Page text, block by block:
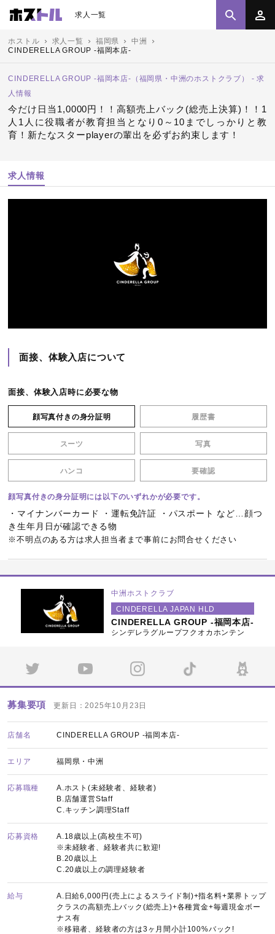
求人一覧
ホストル 求人一覧 福岡県
中洲
CINDERELLA GROUP -福岡本店-
CINDERELLA GROUP -福岡本店-（福岡県・中洲のホストクラブ） - 求
人情報
今だけ日当1,0000円！！高額売上バック(総売上決算)！！1
人1人に役職者が教育担当となり0～10までしっかりと教
育！新たなスターplayerの輩出を必ずお約束します！
求人情報
面接、体験入店について
面接、体験入店時に必要な物
顔写真付きの身分証明 履歴書
スーツ 写真
ハンコ 要確認
顔写真付きの身分証明には以下のいずれかが必要です。
・マイナンバーカード ・運転免許証 ・パスポート など…顔つ
き生年月日が確認できる物
※不明点のある方は求人担当者まで事前にお問合せください
中洲ホストクラブ
CINDERELLA JAPAN HLD
CINDERELLA GROUP -福岡本店-
シンデレラグループフクオカホンテン
募集要項 更新日：2025年10月23日
店舗名 CINDERELLA GROUP -福岡本店-
エリア 福岡県・中洲
応募職種
A.ホスト(未経験者、経験者)
B.店舗運営Staff
C.キッチン調理Staff
応募資格
A.18歳以上(高校生不可)
※未経験者、経験者共に歓迎!
B.20歳以上
C.20歳以上の調理経験者
給与
A.日給6,000円(売上によるスライド制)+指名料+業界トップ
クラスの高額売上バック(総売上)+各種賞金+毎週現金ボー
ナス有
※移籍者、経験者の方は3ヶ月間小計100%バック!